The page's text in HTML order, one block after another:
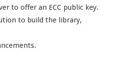
to offer an ECC public key.
to build the library,